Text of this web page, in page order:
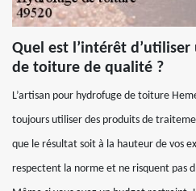
Quel est l’intérêt
de toiture de qualité ?
L’artisan pour hydrofuge de toiture
toujours utiliser des produits de
que le résultat soit à la hauteur de vos
respectent la norme et ne risquent pas